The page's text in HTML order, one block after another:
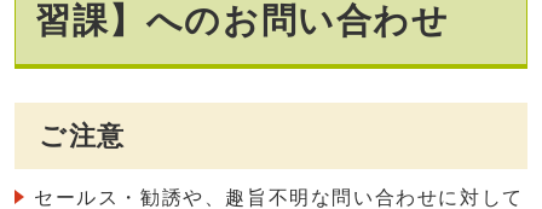
習課】へのお問い合わせ
ご注意
セールス・勧誘や、趣旨不明な問い合わせに対して